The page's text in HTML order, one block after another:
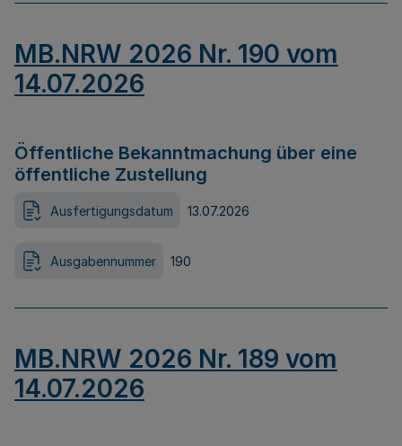
MB.NRW 2026 Nr. 190 vom
14.07.2026
Öffentliche Bekanntmachung über eine
öffentliche Zustellung
Ausfertigungsdatum 13.07.2026
Ausgabennummer 190
MB.NRW 2026 Nr. 189 vom
14.07.2026